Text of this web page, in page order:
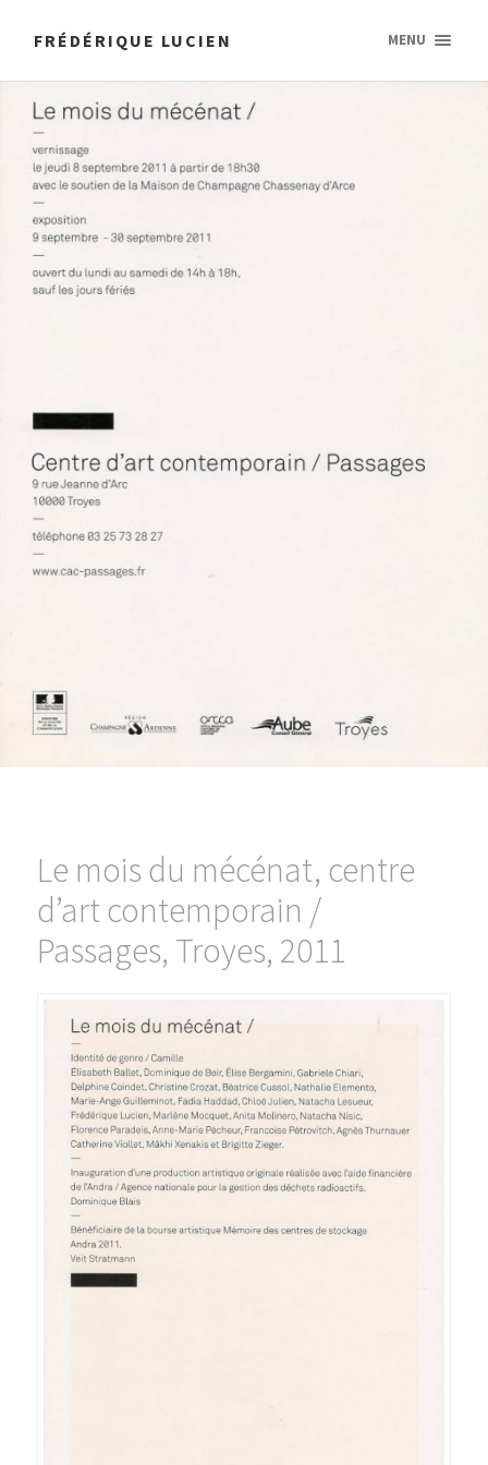
FRÉDÉRIQUE LUCIEN MENU
Le mois du mécénat, centre
d’art contemporain /
Passages, Troyes, 2011